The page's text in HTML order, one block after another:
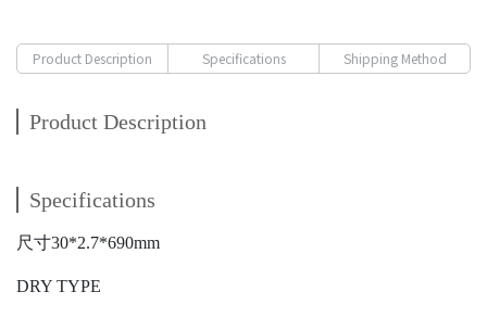
Product Description Specifications Shipping Method
Product Description
Specifications
尺寸30*2.7*690mm
DRY TYPE